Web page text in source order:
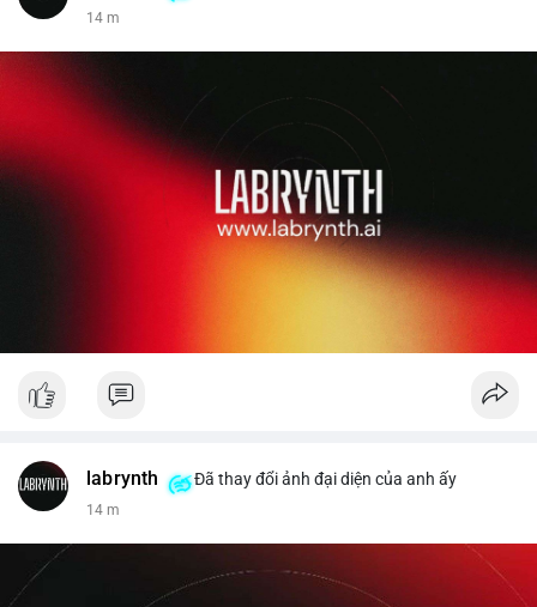
14 m
labrynth Đã thay đổi ảnh đại diện của anh ấy
14 m